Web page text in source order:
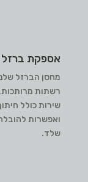
אספקת ברזל
מחסן הברזל
רשתות מרותכות,
שירות כולל
ואפשרות
שלד.